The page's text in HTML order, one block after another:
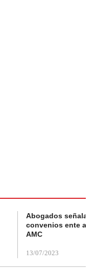
Abogados
convenios ente
AMC
13/07/2023